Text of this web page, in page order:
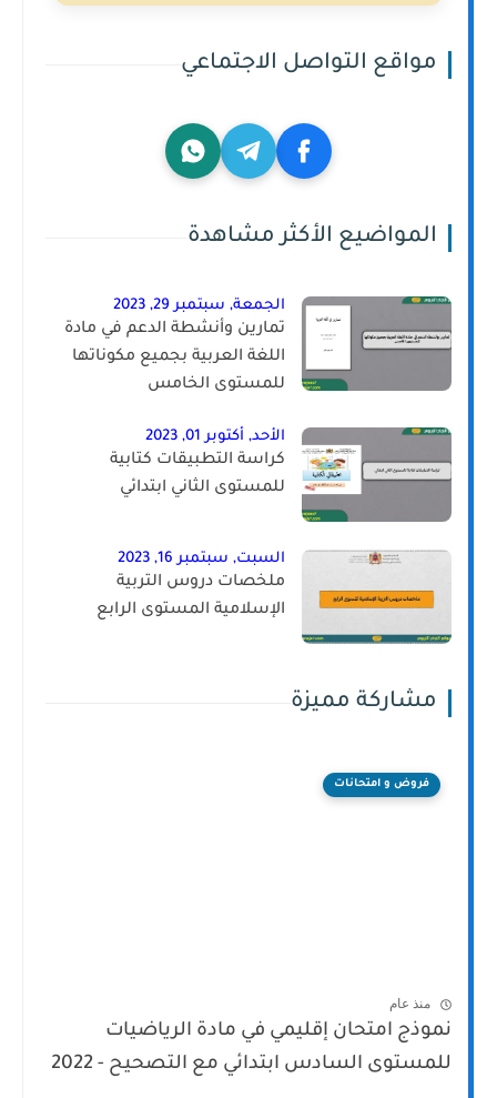
مواقع التواصل الاجتماعي
المواضيع الأكثر مشاهدة
الجمعة, سبتمبر 29, 2023
تمارين وأنشطة الدعم في مادة
اللغة العربية بجميع مكوناتها
للمستوى الخامس
الأحد, أكتوبر 01, 2023
كراسة التطبيقات كتابية
للمستوى الثاني ابتدائي
السبت, سبتمبر 16, 2023
ملخصات دروس التربية
الإسلامية المستوى الرابع
مشاركة مميزة
فروض و امتحانات
منذ عام
نموذج امتحان إقليمي في مادة الرياضيات
للمستوى السادس ابتدائي مع التصحيح - 2022